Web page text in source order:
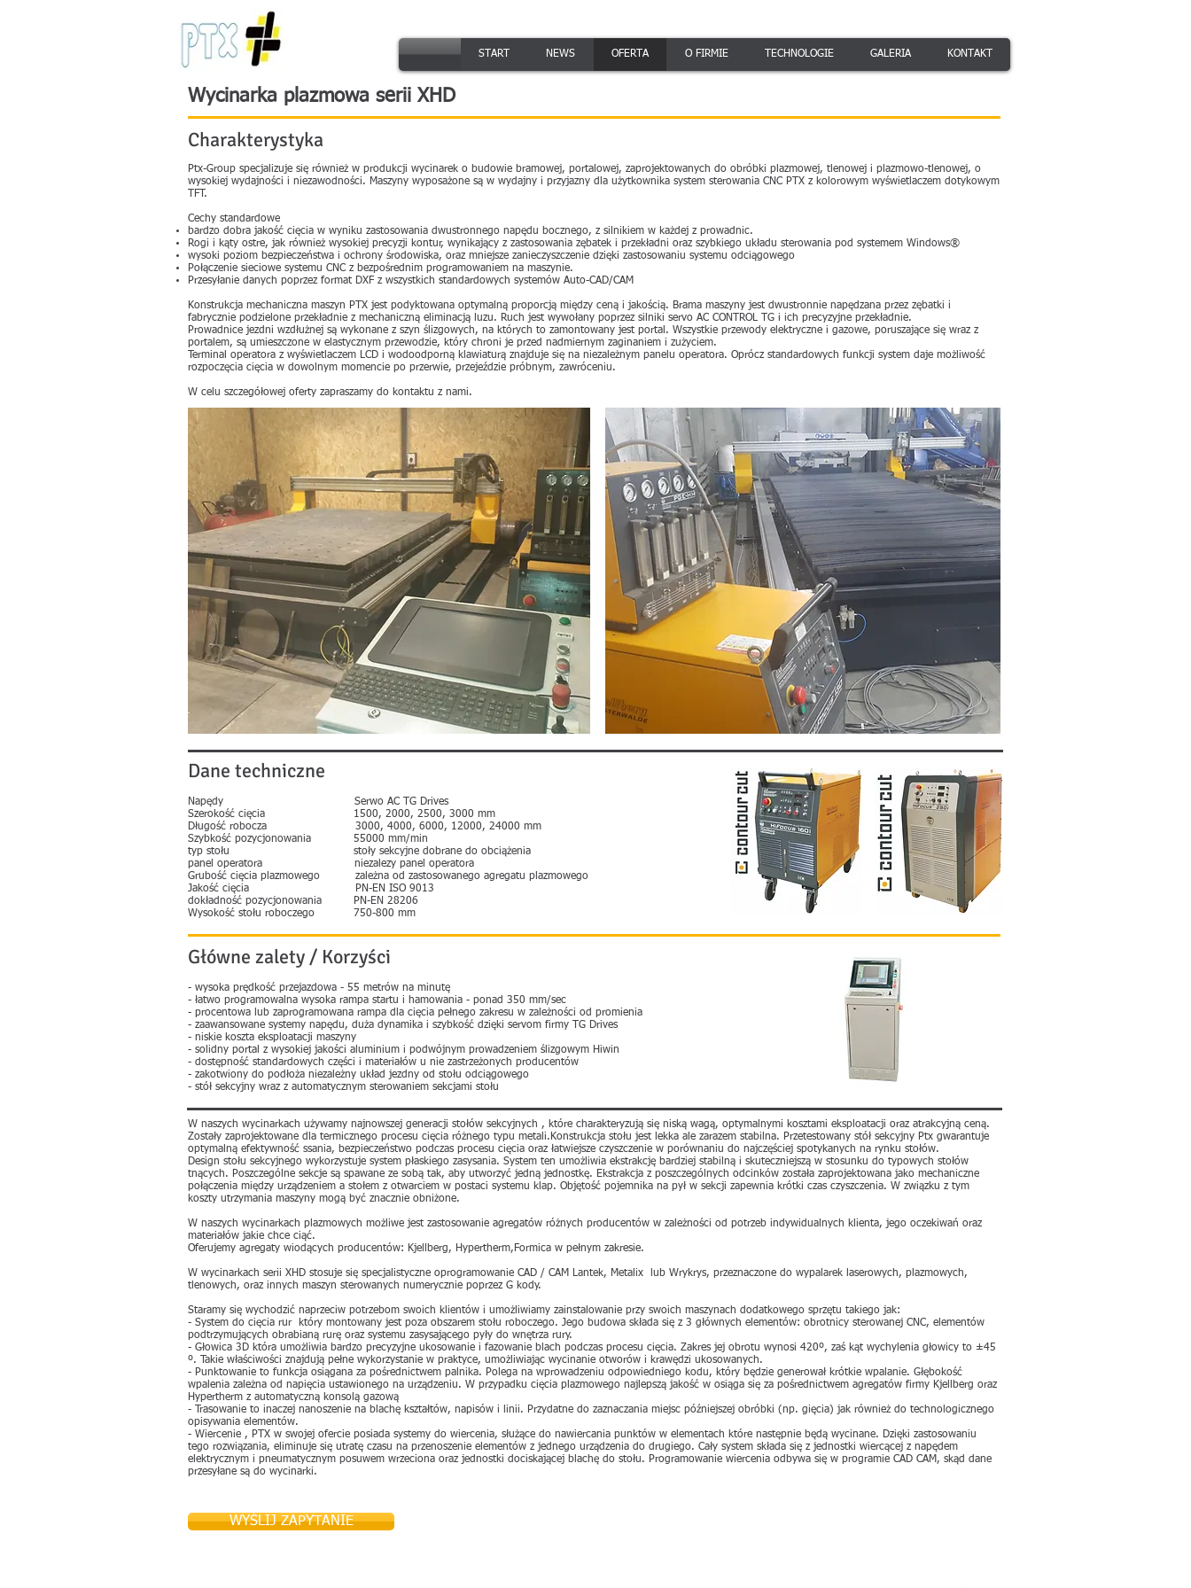
START NEWS OFERTA O FIRMIE TECHNOLOGIE GALERIA KONTAKT
Wycinarka plazmowa serii XHD
Charakterystyka
Ptx-Group specjalizuje się również w produkcji wycinarek o budowie bramowej, portalowej, zaprojektowanych do obróbki plazmowej, tlenowej i plazmowo-tlenowej, o
wysokiej wydajności i niezawodności. Maszyny wyposażone są w wydajny i przyjazny dla użytkownika system sterowania CNC PTX z kolorowym wyświetlaczem dotykowym
TFT.
Cechy standardowe
bardzo dobra jakość cięcia w wyniku zastosowania dwustronnego napędu bocznego, z silnikiem w każdej z prowadnic.
Rogi i kąty ostre, jak również wysokiej precyzji kontur, wynikający z zastosowania zębatek i przekładni oraz szybkiego układu sterowania pod systemem Windows®
wysoki poziom bezpieczeństwa i ochrony środowiska, oraz mniejsze zanieczyszczenie dzięki zastosowaniu systemu odciągowego
Połączenie sieciowe systemu CNC z bezpośrednim programowaniem na maszynie.
Przesyłanie danych poprzez format DXF z wszystkich standardowych systemów Auto-CAD/CAM
Konstrukcja mechaniczna maszyn PTX jest podyktowana optymalną proporcją między ceną i jakością. Brama maszyny jest dwustronnie napędzana przez zębatki i
fabrycznie podzielone przekładnie z mechaniczną eliminacją luzu. Ruch jest wywołany poprzez silniki servo AC CONTROL TG i ich precyzyjne przekładnie.
Prowadnice jezdni wzdłużnej są wykonane z szyn ślizgowych, na których to zamontowany jest portal. Wszystkie przewody elektryczne i gazowe, poruszające się wraz z
portalem, są umieszczone w elastycznym przewodzie, który chroni je przed nadmiernym zaginaniem i zużyciem.
Terminal operatora z wyświetlaczem LCD i wodoodporną klawiaturą znajduje się na niezależnym panelu operatora. Oprócz standardowych funkcji system daje możliwość
rozpoczęcia cięcia w dowolnym momencie po przerwie, przejeździe próbnym, zawróceniu.
W celu szczegółowej oferty zapraszamy do kontaktu z nami.
Dane techniczne
Napędy Serwo AC TG Drives
Szerokość cięcia 1500, 2000, 2500, 3000 mm
Długość robocza 3000, 4000, 6000, 12000, 24000 mm
Szybkość pozycjonowania 55000 mm/min
typ stołu stoły sekcyjne dobrane do obciążenia
panel operatora niezalezy panel operatora
Grubość cięcia plazmowego zależna od zastosowanego agregatu plazmowego
Jakość cięcia PN-EN ISO 9013
dokładność pozycjonowania PN-EN 28206
Wysokość stołu roboczego 750-800 mm
Główne zalety / Korzyści
- wysoka prędkość przejazdowa - 55 metrów na minutę
- łatwo programowalna wysoka rampa startu i hamowania - ponad 350 mm/sec
- procentowa lub zaprogramowana rampa dla cięcia pełnego zakresu w zależności od promienia
- zaawansowane systemy napędu, duża dynamika i szybkość dzięki servom firmy TG Drives
- niskie koszta eksploatacji maszyny
- solidny portal z wysokiej jakości aluminium i podwójnym prowadzeniem ślizgowym Hiwin
- dostępność standardowych części i materiałów u nie zastrzeżonych producentów
- zakotwiony do podłoża niezależny układ jezdny od stołu odciągowego
- stół sekcyjny wraz z automatycznym sterowaniem sekcjami stołu
W naszych wycinarkach używamy najnowszej generacji stołów sekcyjnych , które charakteryzują się niską wagą, optymalnymi kosztami eksploatacji oraz atrakcyjną ceną.
Zostały zaprojektowane dla termicznego procesu cięcia różnego typu metali.Konstrukcja stołu jest lekka ale zarazem stabilna. Przetestowany stół sekcyjny Ptx gwarantuje
optymalną efektywność ssania, bezpieczeństwo podczas procesu cięcia oraz łatwiejsze czyszczenie w porównaniu do najczęściej spotykanych na rynku stołów.
Design stołu sekcyjnego wykorzystuje system płaskiego zasysania. System ten umożliwia ekstrakcję bardziej stabilną i skuteczniejszą w stosunku do typowych stołów
tnących. Poszczególne sekcje są spawane ze sobą tak, aby utworzyć jedną jednostkę. Ekstrakcja z poszczególnych odcinków została zaprojektowana jako mechaniczne
połączenia między urządzeniem a stołem z otwarciem w postaci systemu klap. Objętość pojemnika na pył w sekcji zapewnia krótki czas czyszczenia. W związku z tym
koszty utrzymania maszyny mogą być znacznie obniżone.
W naszych wycinarkach plazmowych możliwe jest zastosowanie agregatów różnych producentów w zależności od potrzeb indywidualnych klienta, jego oczekiwań oraz
materiałów jakie chce ciąć.
Oferujemy agregaty wiodących producentów: Kjellberg, Hypertherm,Formica w pełnym zakresie.
W wycinarkach serii XHD stosuje się specjalistyczne oprogramowanie CAD / CAM Lantek, Metalix lub Wrykrys, przeznaczone do wypalarek laserowych, plazmowych,
tlenowych, oraz innych maszyn sterowanych numerycznie poprzez G kody.
Staramy się wychodzić naprzeciw potrzebom swoich klientów i umożliwiamy zainstalowanie przy swoich maszynach dodatkowego sprzętu takiego jak:
- System do cięcia rur który montowany jest poza obszarem stołu roboczego. Jego budowa składa się z 3 głównych elementów: obrotnicy sterowanej CNC, elementów
podtrzymujących obrabianą rurę oraz systemu zasysającego pyły do wnętrza rury.
- Głowica 3D która umożliwia bardzo precyzyjne ukosowanie i fazowanie blach podczas procesu cięcia. Zakres jej obrotu wynosi 420º, zaś kąt wychylenia głowicy to ±45
º. Takie właściwości znajdują pełne wykorzystanie w praktyce, umożliwiając wycinanie otworów i krawędzi ukosowanych.
- Punktowanie to funkcja osiągana za pośrednictwem palnika. Polega na wprowadzeniu odpowiedniego kodu, który będzie generował krótkie wpalanie. Głębokość
wpalenia zależna od napięcia ustawionego na urządzeniu. W przypadku cięcia plazmowego najlepszą jakość w osiąga się za pośrednictwem agregatów firmy Kjellberg oraz
Hypertherm z automatyczną konsolą gazową
- Trasowanie to inaczej nanoszenie na blachę kształtów, napisów i linii. Przydatne do zaznaczania miejsc późniejszej obróbki (np. gięcia) jak również do technologicznego
opisywania elementów.
- Wiercenie , PTX w swojej ofercie posiada systemy do wiercenia, służące do nawiercania punktów w elementach które następnie będą wycinane. Dzięki zastosowaniu
tego rozwiązania, eliminuje się utratę czasu na przenoszenie elementów z jednego urządzenia do drugiego. Cały system składa się z jednostki wiercącej z napędem
elektrycznym i pneumatycznym posuwem wrzeciona oraz jednostki dociskającej blachę do stołu. Programowanie wiercenia odbywa się w programie CAD CAM, skąd dane
przesyłane są do wycinarki.
WYŚLIJ ZAPYTANIE